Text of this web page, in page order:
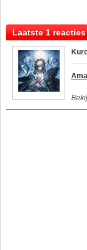
Laatste 1 reacties